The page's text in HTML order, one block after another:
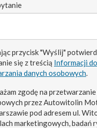
przycisk "Wyślij"
się z treścią Informacji
danych osobowych.
zgodę na przetwarzanie
przez Autowitolin
pod adresem ul.
marketingowych, badań